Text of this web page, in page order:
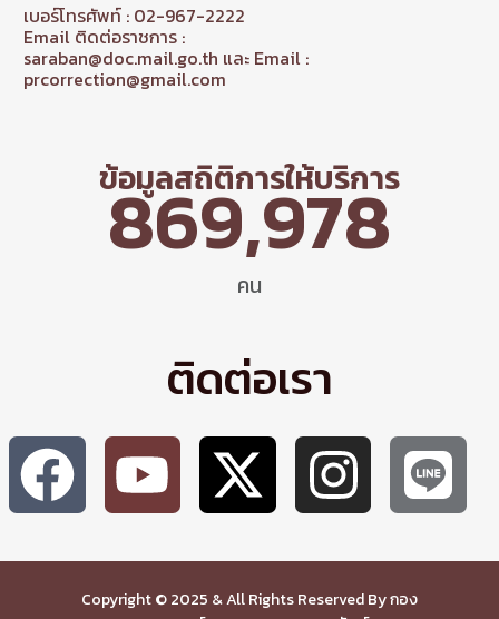
เบอร์โทรศัพท์ : 02-967-2222
Email ติดต่อราชการ :
saraban@doc.mail.go.th และ Email :
prcorrection@gmail.com
ข้อมูลสถิติการให้บริการ
คน
869,978
ติดต่อเรา
Copyright © 2025 & All Rights Reserved By กอง